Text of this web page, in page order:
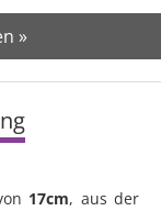
»
17cm, aus der